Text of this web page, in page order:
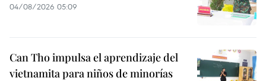
04/08/2026 05:09
Can Tho impulsa el aprendizaje del
vietnamita para niños de minorías